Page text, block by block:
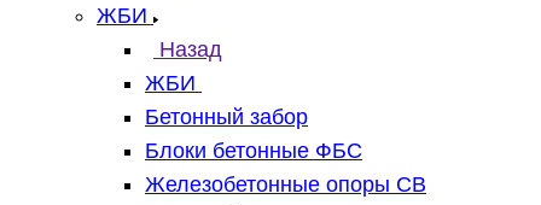
ЖБИ
Назад
ЖБИ
Бетонный забор
Блоки бетонные ФБС
Железобетонные опоры СВ